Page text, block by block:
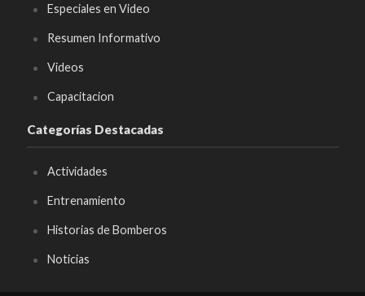
Especiales en Video
Resumen Informativo
Videos
Capacitacion
Categorías Destacadas
Actividades
Entrenamiento
Historias de Bomberos
Noticias